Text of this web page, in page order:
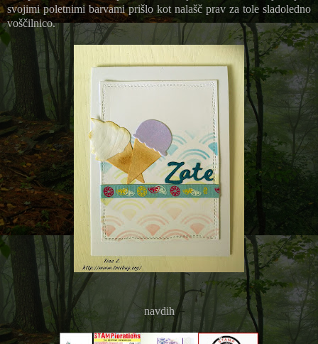
svojimi poletnimi barvami prišlo kot nalašč prav za tole sladoledno
voščilnico.
navdih